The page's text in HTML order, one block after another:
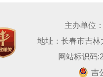
主办单位
地址：长春市吉
网站标识码
吉